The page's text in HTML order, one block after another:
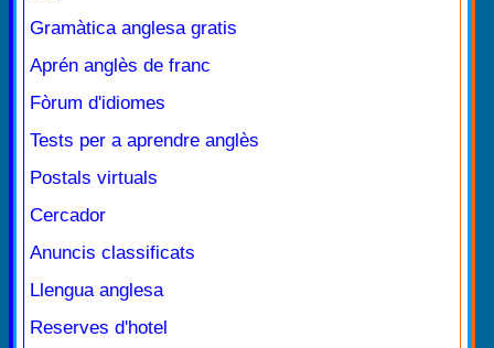
Gramàtica anglesa gratis
Aprén anglès de franc
Fòrum d'idiomes
Tests per a aprendre anglès
Postals virtuals
Cercador
Anuncis classificats
Llengua anglesa
Reserves d'hotel